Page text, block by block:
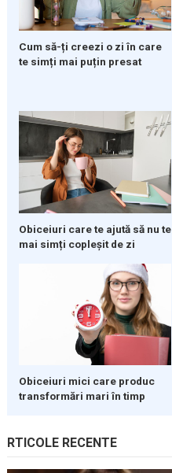
Cum să-ți creezi o zi în care
te simți mai puțin presat
Obiceiuri care te ajută să nu te
mai simți copleșit de zi
Obiceiuri mici care produc
transformări mari în timp
RTICOLE RECENTE